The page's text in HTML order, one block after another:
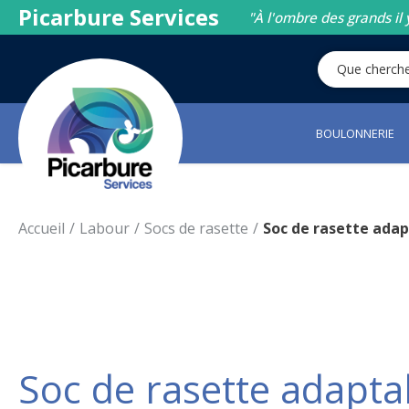
Picarbure Services "À l'ombre des grands
BOULONNERIE
Accueil Labour Socs de rasette Soc de rasette
Soc de rasette